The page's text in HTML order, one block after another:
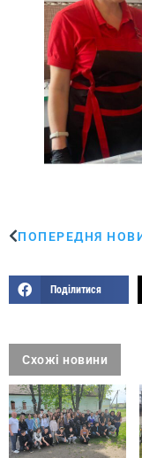
ПОПЕРЕДНЯ
Поділитися
Схожі новини